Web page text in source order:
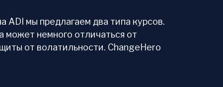
мы предлагаем два типа курсов.
может немного отличаться от
от волатильности. ChangeHero